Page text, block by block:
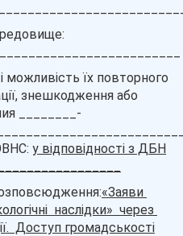
можливість їх повторного
знешкодження або
________-
у відповідності з ДБН
«Заяви
наслідки» через
Доступ громадськості